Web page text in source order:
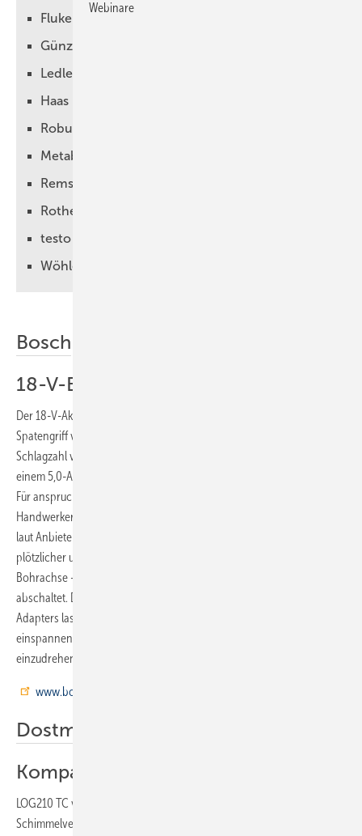
Fluke
Günzburger Steigtechnik
Ledlenser
Haas
Robusta-Gaukel
Metabo
Rems
Rothenberger
testo
Wöhler
Bosch
18-V-Bohrhammer
Der 18-V-Akku-Bohrhammer GBH 18V-26 D Professional mit
Spatengriff von Bosch bietet eine Schlagstärke von 2,5 Joule bei einer
Schlagzahl von 4350/min. Die Maschine bohrt in Kombination mit
einem 5,0-Ah-Akku beispielsweise 110 Löcher mit 8 x 40 mm in Beton.
Für anspruchsvolle Bohr- und Meißel-Anwendungen können
Handwerker auf den Akku ProCore18V zurückgreifen. Das Gerät ist
laut Anbieter der erste Spatengriff-Akku-Bohrhammer, der sich bei
plötzlicher und unvorhersehbarer Rotation des Bohrhammers um die
Bohrachse – etwa beim Verklemmen des Bohrers in Stahlbeton –
abschaltet. Das Gerät wiegt 2,6 kg. Mithilfe des optionalen SDS-plus-
Adapters lassen sich auch Rundschaftbohrer oder Bithalter
einspannen, um in Holz und Mauerwerk zu bohren sowie Schrauben
einzudrehen. Eine LED am Gehäuse leuchtet den Arbeitsbereich aus.
www.bosch-professional.com
Dostmann
Kompakter Datenlogger
LOG210 TC von Dostmann ist ein spezielles Messgerät zur
Schimmelvermeidung mit Temperatur- und Feuchtemessung,
Webinare